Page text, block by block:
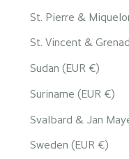
St. Pierre &
St. Vincent &
Sudan (EUR €)
Suriname (EUR €)
Svalbard & Jan
Sweden (EUR €)